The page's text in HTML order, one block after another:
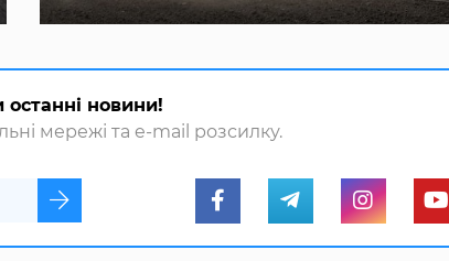
останні новини!
мережі та e-mail розсилку.